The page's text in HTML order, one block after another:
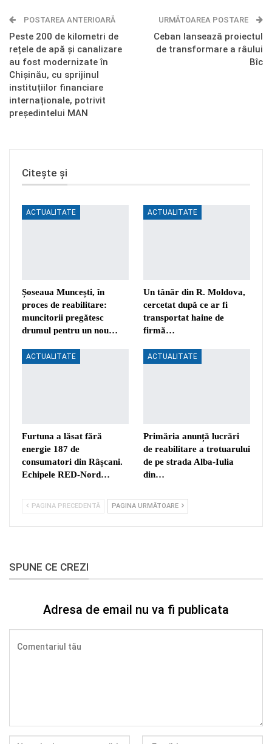
Telegram OK.ru
POSTAREA ANTERIOARĂ
Peste 200 de kilometri de
rețele de apă și canalizare
au fost modernizate în
Chișinău, cu sprijinul
instituțiilor financiare
internaționale, potrivit
președintelui MAN
URMĂTOAREA POSTARE
Ceban lansează proiectul
de transformare a râului
Bîc
Citește și
ACTUALITATE
Șoseaua Muncești, în
proces de reabilitare:
muncitorii pregătesc
drumul pentru un nou…
ACTUALITATE
Un tânăr din R. Moldova,
cercetat după ce ar fi
transportat haine de
firmă…
ACTUALITATE
Furtuna a lăsat fără
energie 187 de
consumatori din Râșcani.
Echipele RED-Nord…
ACTUALITATE
Primăria anunță lucrări
de reabilitare a trotuarului
de pe strada Alba-Iulia
din…
PAGINA PRECEDENTĂ PAGINA URMĂTOARE
SPUNE CE CREZI
Adresa de email nu va fi publicata